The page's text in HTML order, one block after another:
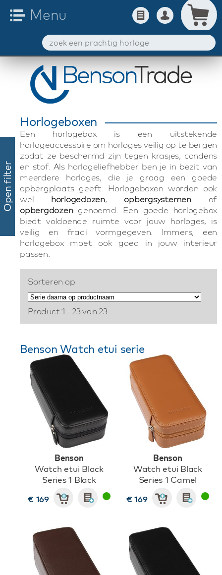
Open filter
Horlogeboxen
Een horlogebox is een uitstekende
horlogeaccessoire om horloges veilig op te bergen
zodat ze beschermd zijn tegen krasjes, condens
en stof. Als horlogeliefhebber ben je in bezit van
meerdere horloges, die je graag een goede
opbergplaats geeft. Horlogeboxen worden ook
wel horlogedozen, opbergsystemenof
opbergdozengenoemd. Een goede horlogebox
biedt voldoende ruimte voor jouw horloges, is
veilig en fraai vormgegeven. Immers, een
horlogebox moet ook goed in jouw interieur
passen.
Sorteren op
Product 1 - 23 van 23
Benson Watch etui serie
Benson
Watch etui Black
Series 1 Black
€ 169
Benson
Watch etui Black
Series 1 Camel
€ 169